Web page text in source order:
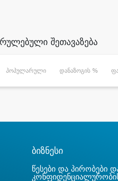
შეთავაზება
პოპულარული დანაზოგის %
ბიზნესი
წესები და პირობები